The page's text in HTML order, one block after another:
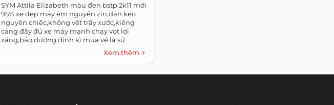
SYM Attila Elizabeth màu đen bstp 2k11 mới
95% xe đẹp máy êm nguyên zin,dán keo
nguyên chiếc,không vết trầy xước,kiếng
cảng đầy đủ xe máy mạnh chạy vọt lợi
xăng,bảo dưỡng định kì mua về là sử
Xem thêm